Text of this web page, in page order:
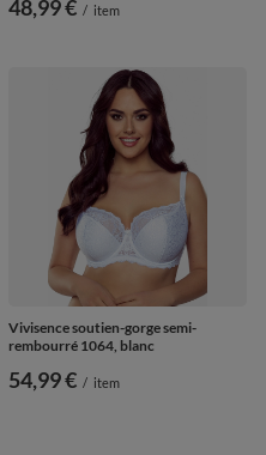
48,99 € / item
Vivisence soutien-gorge semi-
rembourré 1064, blanc
54,99 € / item